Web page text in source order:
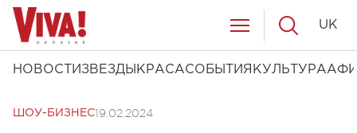
НОВОСТИ ЗВЕЗДЫ КРАСАСОБЫТИЯ КУЛЬТУРА
UK
ШОУ-БИЗНЕС19.02.2024